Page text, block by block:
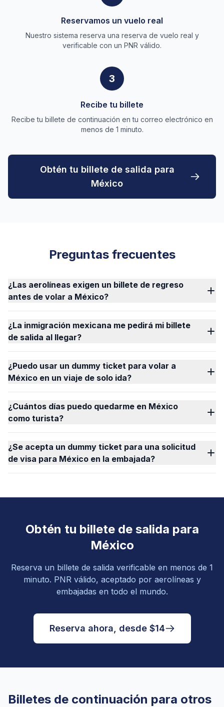
Reservamos un vuelo real
Nuestro sistema reserva una reserva de vuelo real y
verificable con un PNR válido.
3
Recibe tu billete
Recibe tu billete de continuación en tu correo electrónico en
menos de 1 minuto.
Obtén tu billete de salida para
México
Preguntas frecuentes
¿Las aerolíneas exigen un billete de regreso
antes de volar a México?
¿La inmigración mexicana me pedirá mi billete
de salida al llegar?
¿Puedo usar un dummy ticket para volar a
México en un viaje de solo ida?
¿Cuántos días puedo quedarme en México
como turista?
¿Se acepta un dummy ticket para una solicitud
de visa para México en la embajada?
Obtén tu billete de salida para
México
Reserva un billete de salida verificable en menos de 1
minuto. PNR válido, aceptado por aerolíneas y
embajadas en todo el mundo.
Reserva ahora, desde $14
Billetes de continuación para otros